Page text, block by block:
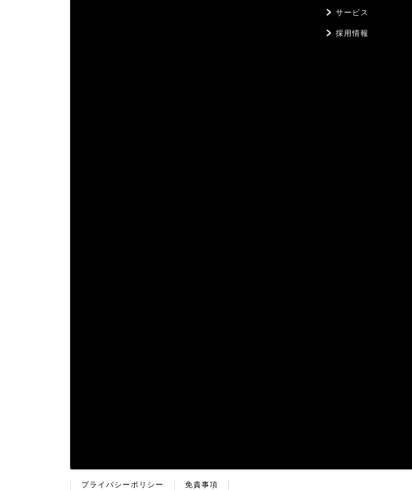
サービス
採用情報
プライバシーポリシー 免責事項